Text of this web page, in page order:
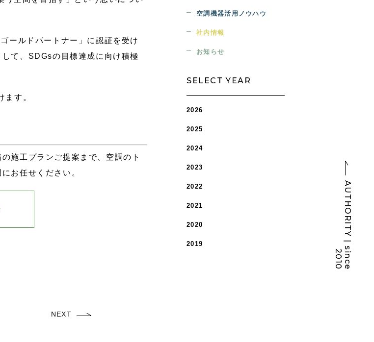
A
U
T
H
O
R
I
T
Y
|
s
i
n
c
e
20
1
0
ールドパートナー」に認証を受け
て、SDGsの目標達成に向け積極
す。
施工プランご提案まで、空調のト
お任せください。
NEXT
空調機器活用ノウハウ
社内情報
お知らせ
SELECT YEAR
2026
2025
2024
2023
2022
2021
2020
2019